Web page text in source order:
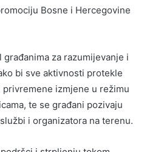
Bosne i Hercegovine
za razumijevanje i
bi sve aktivnosti protekle
izmjene u režimu
te se građani pozivaju
i organizatora na terenu.